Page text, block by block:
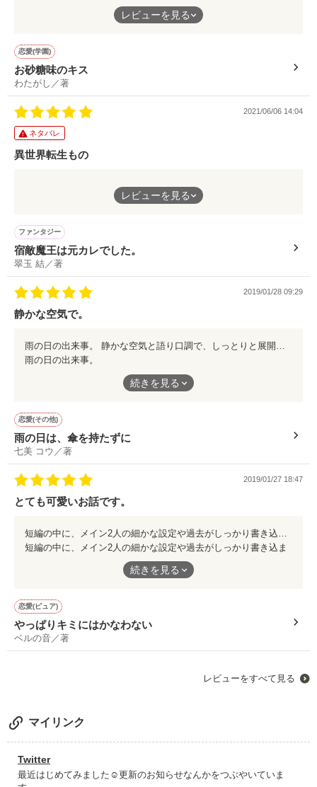
梨実海雨
Nashimi   Miu
真紅の親友。病気がちで入院中。
桜木紅亜
真紅の母。
影小路家の後継者の陰陽師。
月御門白桜
Tsukimikado  Hakuou
月御門家当主で黒藤の幼馴染。同じく陰陽師。
秘された本性がある。
2018.7.31～
吸血鬼と陰陽師と退鬼師。
血をめぐるダークファンタジー？（ラブコメ寄り）開演です
↓↓
作品を読む
旭日
（あさひ）
＋＋＋
和風ファンタジー、開幕
作品を読む
幼馴染ゆえの近さが行動のひとつひとつに表されていて、そこに
込められた想いに思わずときめいてしまいます(//∇//)
お砂糖のようなお2人の恋を、あたたかい気持ちで見守れます！
ぜひご一読ください！
レビューを見る
恋愛(学園)
お砂糖味のキス
わたがし／著
2021/06/06 14:04
ネタバレ
異世界転生もの
異世界転生ものははじめ読んだのですが、テンポよく進んであっ
という間に読んでしまいました！
異世界転生もの初心者の方にもおすすめです🌸
レビューを見る
ファンタジー
宿敵魔王は元カレでした。
翠玉 結／著
2019/01/28 09:29
静かな空気で。
雨の日の出来事。
静かな空気と語り口調で、しっとりと展開されます。
雨の日は、どこかでこんなことが起こっているかも？
続きを見る
恋愛(その他)
雨の日は、傘を持たずに
七美 コウ／著
2019/01/27 18:47
とても可愛いお話です。
短編の中に、メイン2人の細かな設定や過去がしっかり書き込ま
れていて、読みやすかったです。
告白の仕方も可愛くて、個人的にとても好きな作風でした😊
続きを見る
恋愛(ピュア)
やっぱりキミにはかなわない
ベルの音／著
レビューをすべて見る
マイリンク
Twitter
最近はじめてみました☺️更新のお知らせなんかをつぶやいていま